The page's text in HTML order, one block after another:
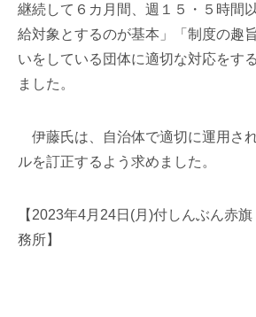
継続して６カ月間、週１５・５時間
給対象とするのが基本」「制度の趣
いをしている団体に適切な対応をす
ました。
伊藤氏は、自治体で適切に運用さ
ルを訂正するよう求めました。
【2023年4月24日(月)付しんぶん赤
務所】